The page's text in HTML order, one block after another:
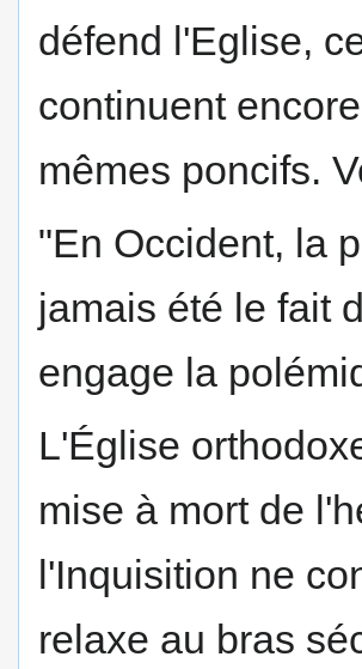
défend l'Eglise,
continuent
mêmes poncifs.
"En Occident, la
jamais été le fait
engage la
L'Église
mise à mort de
l'Inquisition ne
relaxe au bras